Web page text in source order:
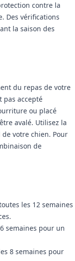
contre la
Des vérifications
la saison des
du repas de votre
pas accepté
ou placé
avalé. Utilisez la
votre chien. Pour
de
les 12 semaines
semaines pour un
8 semaines pour